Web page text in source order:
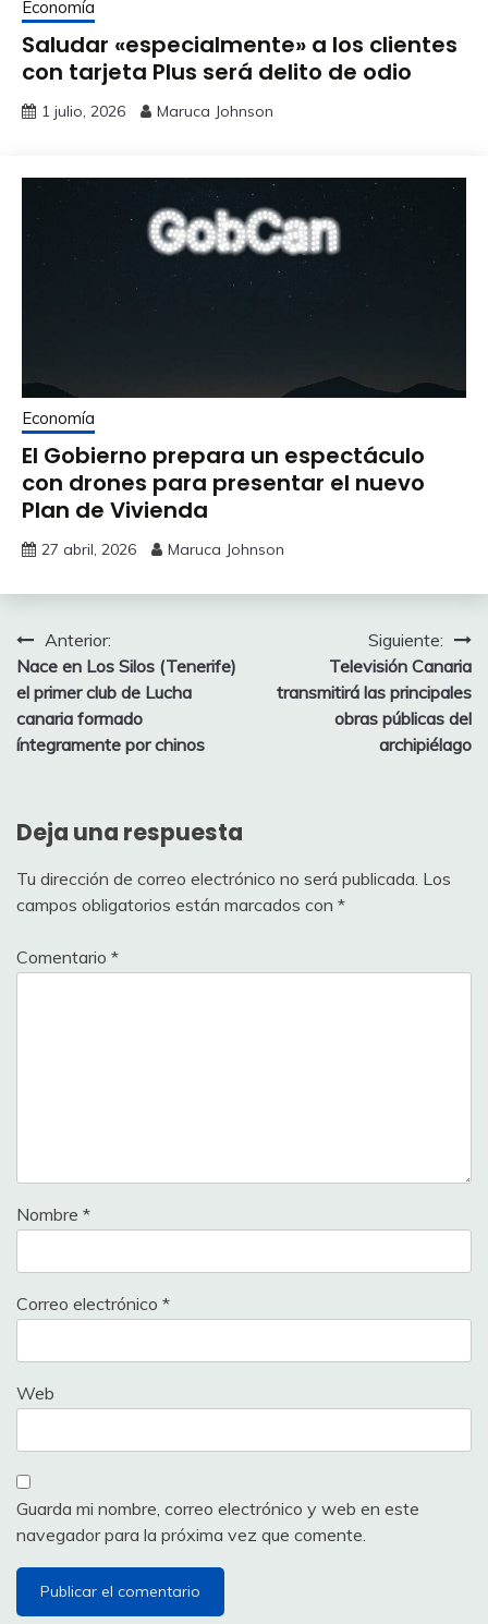
Economía
Saludar «especialmente» a los clientes
con tarjeta Plus será delito de odio
1 julio, 2026 Maruca Johnson
Economía
El Gobierno prepara un espectáculo
con drones para presentar el nuevo
Plan de Vivienda
27 abril, 2026 Maruca Johnson
Navegación
de
entradas
Anterior:
Nace en Los Silos (Tenerife)
el primer club de Lucha
canaria formado
íntegramente por chinos
Siguiente:
Televisión Canaria
transmitirá las principales
obras públicas del
archipiélago
Deja una respuesta
Tu dirección de correo electrónico no será publicada. Los
campos obligatorios están marcados con *
Comentario *
Nombre *
Correo electrónico *
Web
Guarda mi nombre, correo electrónico y web en este
navegador para la próxima vez que comente.